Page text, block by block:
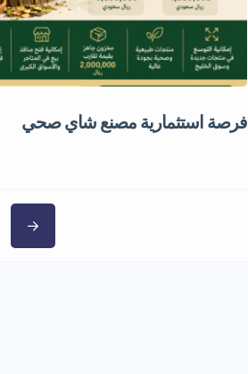
فرصة استثمارية مصنع شاي صحي